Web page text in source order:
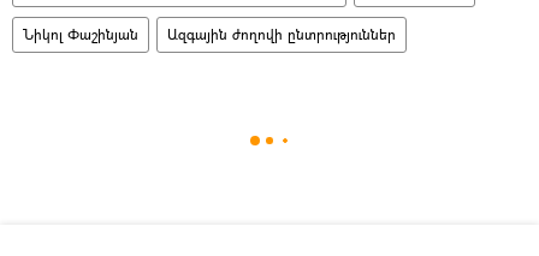
Նիկոլ Փաշինյան Ազգային ժողովի ընտրություններ